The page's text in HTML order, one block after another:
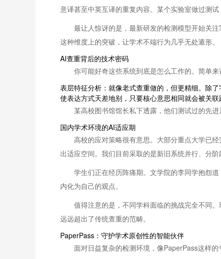
意译甚至中英互译的重复内容。某个实验室做过测
最让人惊讶的是，最新研发的检测模型开始关
这种维度上的突破，让学术不端行为几乎无处遁形。
AI查重背后的技术密码
你可能好奇这些系统到底是怎么工作的。简单
表层特征分析：就像老式查重做的，但更精细。除
使表达方式天差地别，只要核心意思相同就会被关
某高校图书馆馆长私下透露，他们测试过的先
国内学术环境的AI适应期
高校的应对策略很有意思。大部分重点大学已
出适应空间。我们目前采取的是新旧系统并行、分阶
学生们正在经历阵痛期。文学院的李同学抱怨
内化为自己的观点。
值得注意的是，不同学科面临的挑战完全不同
远远超出了传统查重的范畴。
PaperPass：守护学术原创性的智能伙伴
面对日益复杂的检测环境，像PaperPass这样